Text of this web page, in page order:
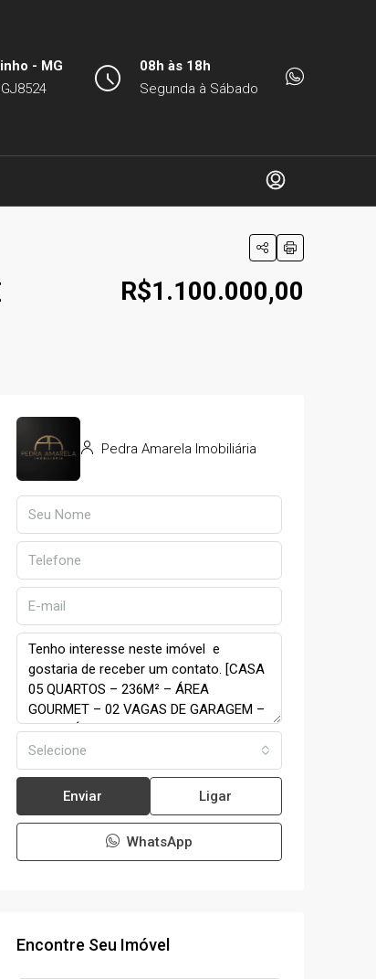
- MG
08h às 18h
Segunda à Sábado
R$1.100.000,00
Pedra Amarela Imobiliária
Selecione
Enviar Ligar
WhatsApp
Encontre Seu Imóvel